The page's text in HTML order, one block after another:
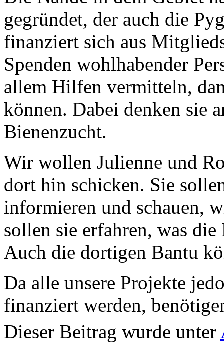
gegründet, der auch die
finanziert sich aus
Spenden wohlhabender
allem Hilfen vermitteln,
können. Dabei denken sie
Bienenzucht.
Wir wollen Julienne und
dort hin schicken. Sie
informieren und schauen,
sollen sie erfahren, was
Auch die dortigen Bantu
Da alle unsere Projekte
finanziert werden,
Dieser Beitrag wurde unter